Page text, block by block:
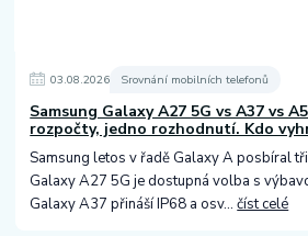
03.08.2026 Srovnání mobilních telefonů
Samsung Galaxy A27 5G vs A37 vs
rozpočty, jedno rozhodnutí. Kdo
Samsung letos v řadě Galaxy A posbíral
Galaxy A27 5G je dostupná volba s
Galaxy A37 přináší IP68 a osv...číst celé